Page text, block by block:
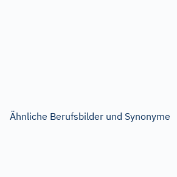
Ähnliche Berufsbilder und Synonyme